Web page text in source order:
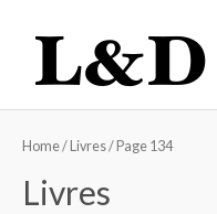
Home/ Livres/ Page 134
Livres